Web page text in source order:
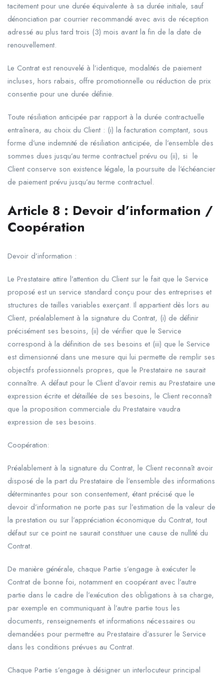
tacitement pour une durée équivalente à sa durée initiale, sauf
dénonciation par courrier recommandé avec avis de réception
adressé au plus tard trois (3) mois avant la fin de la date de
renouvellement.
Le Contrat est renouvelé à l’identique, modalités de paiement
incluses, hors rabais, offre promotionnelle ou réduction de prix
consentie pour une durée définie.
Toute résiliation anticipée par rapport à la durée contractuelle
entraînera, au choix du Client : (i) la facturation comptant, sous
forme d’une indemnité de résiliation anticipée, de l’ensemble des
sommes dues jusqu’au terme contractuel prévu ou (ii), si le
Client conserve son existence légale, la poursuite de l’échéancier
de paiement prévu jusqu’au terme contractuel.
Article 8 : Devoir d’information /
Coopération
Devoir d’information :
Le Prestataire attire l’attention du Client sur le fait que le Service
proposé est un service standard conçu pour des entreprises et
structures de tailles variables exerçant. Il appartient dès lors au
Client, préalablement à la signature du Contrat, (i) de définir
précisément ses besoins, (ii) de vérifier que le Service
correspond à la définition de ses besoins et (iii) que le Service
est dimensionné dans une mesure qui lui permette de remplir ses
objectifs professionnels propres, que le Prestataire ne saurait
connaître. A défaut pour le Client d’avoir remis au Prestataire une
expression écrite et détaillée de ses besoins, le Client reconnaît
que la proposition commerciale du Prestataire vaudra
expression de ses besoins.
Coopération:
Préalablement à la signature du Contrat, le Client reconnaît avoir
disposé de la part du Prestataire de l’ensemble des informations
déterminantes pour son consentement, étant précisé que le
devoir d’information ne porte pas sur l’estimation de la valeur de
la prestation ou sur l’appréciation économique du Contrat, tout
défaut sur ce point ne saurait constituer une cause de nullité du
Contrat.
De manière générale, chaque Partie s’engage à exécuter le
Contrat de bonne foi, notamment en coopérant avec l’autre
partie dans le cadre de l’exécution des obligations à sa charge,
par exemple en communiquant à l’autre partie tous les
documents, renseignements et informations nécessaires ou
demandées pour permettre au Prestataire d’assurer le Service
dans les conditions prévues au Contrat.
Chaque Partie s’engage à désigner un interlocuteur principal